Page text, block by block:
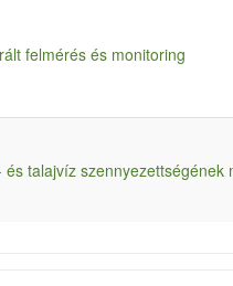
felmérés és monitoring
és talajvíz